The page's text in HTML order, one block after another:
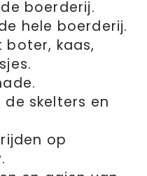
boerderij.
hele boerderij.
boter, kaas,
skelters en
op